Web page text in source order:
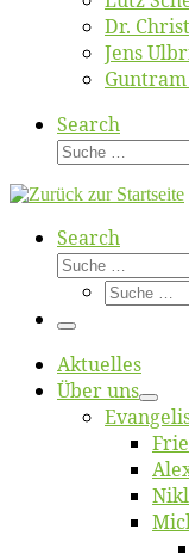
Dr.
Jens
Search
Suche
Search
Suche
Suche
Menü
Ak­tu­el­les
Über uns